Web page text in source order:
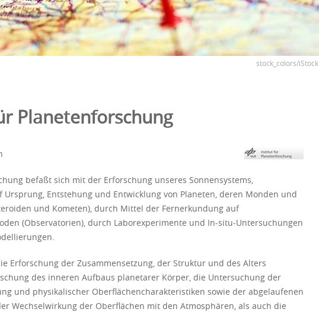
stock_colors/iStock
Planetenforschung
befaßt sich mit der Erforschung unseres Sonnensystems,
Entstehung und Entwicklung von Planeten, deren Monden und
und Kometen), durch Mittel der Fernerkundung auf
(Observatorien), durch Laborexperimente und In-situ-Untersuchungen
Erforschung der Zusammensetzung, der Struktur und des Alters
des inneren Aufbaus planetarer Körper, die Untersuchung der
und physikalischer Oberflächencharakteristiken sowie der abgelaufenen
Wechselwirkung der Oberflächen mit den Atmosphären, als auch die